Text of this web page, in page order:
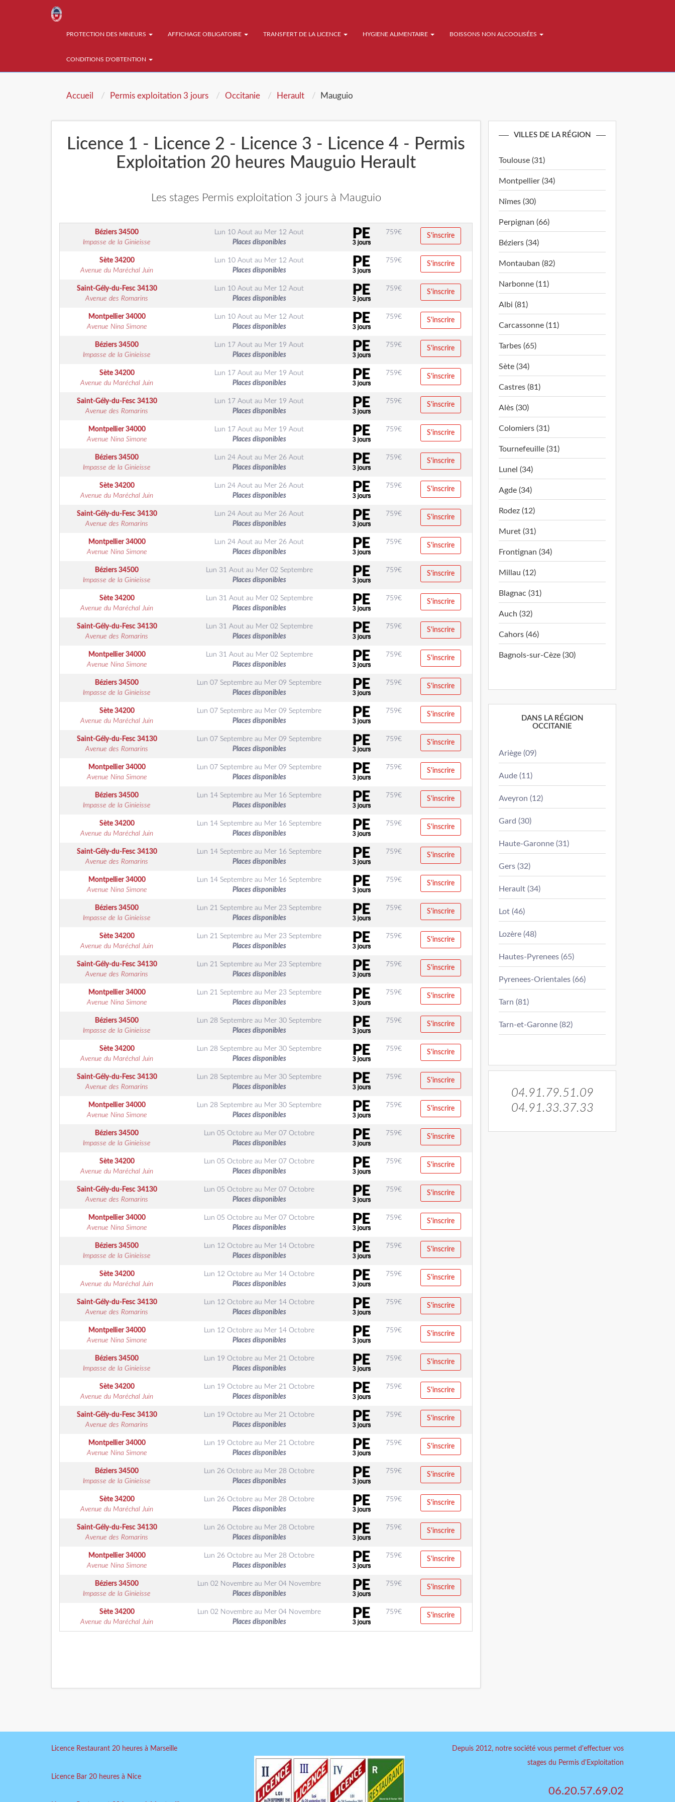
PROTECTION DES MINEURS AFFICHAGE OBLIGATOIRE TRANSFERT DE LA LICENCE HYGIENE ALIMENTAIRE BOISSONS NON ALCOOLISÉES
CONDITIONS D'OBTENTION
Accueil Permis exploitation 3 jours Occitanie Herault Mauguio
Licence 1 - Licence 2 - Licence 3 - Licence 4 - Permis
Exploitation 20 heures Mauguio Herault
Les stages Permis exploitation 3 jours à Mauguio
Béziers 34500
Impasse de la Ginieisse
Lun 10 Aout au Mer 12 Aout
Places disponibles
759€ S'inscrire
Sète 34200
Avenue du Maréchal Juin
Lun 10 Aout au Mer 12 Aout
Places disponibles
759€ S'inscrire
Saint-Gély-du-Fesc 34130
Avenue des Romarins
Lun 10 Aout au Mer 12 Aout
Places disponibles
759€ S'inscrire
Montpellier34000
Avenue Nina Simone
Lun 10 Aout au Mer 12 Aout
Places disponibles
759€ S'inscrire
Béziers 34500
Impasse de la Ginieisse
Lun 17 Aout au Mer 19 Aout
Places disponibles
759€ S'inscrire
Sète 34200
Avenue du Maréchal Juin
Lun 17 Aout au Mer 19 Aout
Places disponibles
759€ S'inscrire
Saint-Gély-du-Fesc 34130
Avenue des Romarins
Lun 17 Aout au Mer 19 Aout
Places disponibles
759€ S'inscrire
Montpellier34000
Avenue Nina Simone
Lun 17 Aout au Mer 19 Aout
Places disponibles
759€ S'inscrire
Béziers 34500
Impasse de la Ginieisse
Lun 24 Aout au Mer 26 Aout
Places disponibles
759€ S'inscrire
Sète 34200
Avenue du Maréchal Juin
Lun 24 Aout au Mer 26 Aout
Places disponibles
759€ S'inscrire
Saint-Gély-du-Fesc 34130
Avenue des Romarins
Lun 24 Aout au Mer 26 Aout
Places disponibles
759€ S'inscrire
Montpellier34000
Avenue Nina Simone
Lun 24 Aout au Mer 26 Aout
Places disponibles
759€ S'inscrire
Béziers 34500
Impasse de la Ginieisse
Lun 31 Aoutau Mer 02 Septembre
Places disponibles
759€ S'inscrire
Sète 34200
Avenue du Maréchal Juin
Lun 31 Aoutau Mer 02 Septembre
Places disponibles
759€ S'inscrire
Saint-Gély-du-Fesc 34130
Avenue des Romarins
Lun 31 Aoutau Mer 02 Septembre
Places disponibles
759€ S'inscrire
Montpellier34000
Avenue Nina Simone
Lun 31 Aoutau Mer 02 Septembre
Places disponibles
759€ S'inscrire
Béziers 34500
Impasse de la Ginieisse
Lun 07 Septembre au Mer 09 Septembre
Places disponibles
759€ S'inscrire
Sète 34200
Avenue du Maréchal Juin
Lun 07 Septembre au Mer 09 Septembre
Places disponibles
759€ S'inscrire
Saint-Gély-du-Fesc 34130
Avenue des Romarins
Lun 07 Septembre au Mer 09 Septembre
Places disponibles
759€ S'inscrire
Montpellier34000
Avenue Nina Simone
Lun 07 Septembre au Mer 09 Septembre
Places disponibles
759€ S'inscrire
Béziers 34500
Impasse de la Ginieisse
Lun 14 Septembre au Mer 16 Septembre
Places disponibles
759€ S'inscrire
Sète 34200
Avenue du Maréchal Juin
Lun 14 Septembre au Mer 16 Septembre
Places disponibles
759€ S'inscrire
Saint-Gély-du-Fesc 34130
Avenue des Romarins
Lun 14 Septembre au Mer 16 Septembre
Places disponibles
759€ S'inscrire
Montpellier34000
Avenue Nina Simone
Lun 14 Septembre au Mer 16 Septembre
Places disponibles
759€ S'inscrire
Béziers 34500
Impasse de la Ginieisse
Lun 21 Septembre au Mer 23 Septembre
Places disponibles
759€ S'inscrire
Sète 34200
Avenue du Maréchal Juin
Lun 21 Septembre au Mer 23 Septembre
Places disponibles
759€ S'inscrire
Saint-Gély-du-Fesc 34130
Avenue des Romarins
Lun 21 Septembre au Mer 23 Septembre
Places disponibles
759€ S'inscrire
Montpellier34000
Avenue Nina Simone
Lun 21 Septembre au Mer 23 Septembre
Places disponibles
759€ S'inscrire
Béziers 34500
Impasse de la Ginieisse
Lun 28 Septembre au Mer 30 Septembre
Places disponibles
759€ S'inscrire
Sète 34200
Avenue du Maréchal Juin
Lun 28 Septembre au Mer 30 Septembre
Places disponibles
759€ S'inscrire
Saint-Gély-du-Fesc 34130
Avenue des Romarins
Lun 28 Septembre au Mer 30 Septembre
Places disponibles
759€ S'inscrire
Montpellier34000
Avenue Nina Simone
Lun 28 Septembre au Mer 30 Septembre
Places disponibles
759€ S'inscrire
Béziers 34500
Impasse de la Ginieisse
Lun 05 Octobre au Mer 07 Octobre
Places disponibles
759€ S'inscrire
Sète 34200
Avenue du Maréchal Juin
Lun 05 Octobre au Mer 07 Octobre
Places disponibles
759€ S'inscrire
Saint-Gély-du-Fesc 34130
Avenue des Romarins
Lun 05 Octobre au Mer 07 Octobre
Places disponibles
759€ S'inscrire
Montpellier34000
Avenue Nina Simone
Lun 05 Octobre au Mer 07 Octobre
Places disponibles
759€ S'inscrire
Béziers 34500
Impasse de la Ginieisse
Lun 12 Octobre au Mer 14 Octobre
Places disponibles
759€ S'inscrire
Sète 34200
Avenue du Maréchal Juin
Lun 12 Octobre au Mer 14 Octobre
Places disponibles
759€ S'inscrire
Saint-Gély-du-Fesc 34130
Avenue des Romarins
Lun 12 Octobre au Mer 14 Octobre
Places disponibles
759€ S'inscrire
Montpellier34000
Avenue Nina Simone
Lun 12 Octobre au Mer 14 Octobre
Places disponibles
759€ S'inscrire
Béziers 34500
Impasse de la Ginieisse
Lun 19 Octobre au Mer 21 Octobre
Places disponibles
759€ S'inscrire
Sète 34200
Avenue du Maréchal Juin
Lun 19 Octobre au Mer 21 Octobre
Places disponibles
759€ S'inscrire
Saint-Gély-du-Fesc 34130
Avenue des Romarins
Lun 19 Octobre au Mer 21 Octobre
Places disponibles
759€ S'inscrire
Montpellier34000
Avenue Nina Simone
Lun 19 Octobre au Mer 21 Octobre
Places disponibles
759€ S'inscrire
Béziers 34500
Impasse de la Ginieisse
Lun 26 Octobre au Mer 28 Octobre
Places disponibles
759€ S'inscrire
Sète 34200
Avenue du Maréchal Juin
Lun 26 Octobre au Mer 28 Octobre
Places disponibles
759€ S'inscrire
Saint-Gély-du-Fesc 34130
Avenue des Romarins
Lun 26 Octobre au Mer 28 Octobre
Places disponibles
759€ S'inscrire
Montpellier34000
Avenue Nina Simone
Lun 26 Octobre au Mer 28 Octobre
Places disponibles
759€ S'inscrire
Béziers 34500
Impasse de la Ginieisse
Lun 02 Novembre au Mer 04 Novembre
Places disponibles
759€ S'inscrire
Sète 34200
Avenue du Maréchal Juin
Lun 02 Novembre au Mer 04 Novembre
Places disponibles
759€ S'inscrire
VILLES DE LA RÉGION
Toulouse (31)
Montpellier (34)
Nîmes (30)
Perpignan (66)
Béziers (34)
Montauban (82)
Narbonne (11)
Albi (81)
Carcassonne (11)
Tarbes (65)
Sète (34)
Castres (81)
Alès (30)
Colomiers (31)
Tournefeuille (31)
Lunel (34)
Agde (34)
Rodez (12)
Muret (31)
Frontignan (34)
Millau (12)
Blagnac (31)
Auch (32)
Cahors (46)
Bagnols-sur-Cèze (30)
DANS LA RÉGION
OCCITANIE
Ariège (09)
Aude (11)
Aveyron (12)
Gard (30)
Haute-Garonne (31)
Gers (32)
Herault (34)
Lot (46)
Lozère (48)
Hautes-Pyrenees (65)
Pyrenees-Orientales (66)
Tarn (81)
Tarn-et-Garonne (82)
04.91.79.51.09
04.91.33.37.33
Licence Restaurant 20 heures à Marseille
Licence Bar 20 heures à Nice
Depuis 2012, notre société vous permet d'effectuer vos
stages du Permis d'Exploitation
06.20.57.69.02